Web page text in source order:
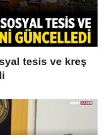
tesis ve kreş